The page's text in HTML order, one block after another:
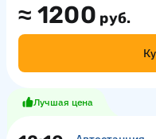
≈ 1200 руб.
Лучшая цена